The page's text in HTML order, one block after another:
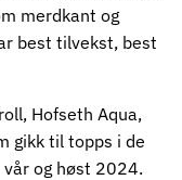
merdkant og
best tilvekst, best
Hofseth Aqua,
gikk til topps i de
og høst 2024.